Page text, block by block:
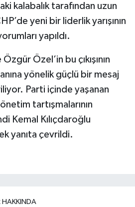
kalabalık tarafından uzun
yeni bir liderlik yarışının
yapıldı.
Özel’in bu çıkışının
yönelik güçlü bir mesaj
Parti içinde yaşanan
tartışmalarının
Kemal Kılıçdaroğlu
yanıta çevrildi.
HAKKINDA